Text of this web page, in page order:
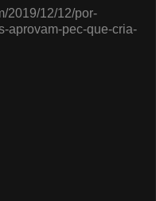
2019/12/12/por-
aprovam-pec-que-cria-